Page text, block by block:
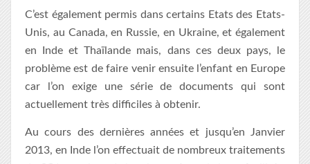
C’est également permis dans certains Etats des Etats-
Unis, au Canada, en Russie, en Ukraine, et également
en Inde et Thaïlande mais, dans ces deux pays, le
problème est de faire venir ensuite l’enfant en Europe
car l’on exige une série de documents qui sont
actuellement très difficiles à obtenir.
Au cours des dernières années et jusqu’en Janvier
2013, en Inde l’on effectuait de nombreux traitements